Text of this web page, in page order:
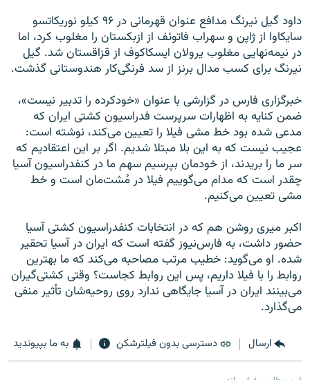
داود گیل‌ نیرنگ مدافع عنوان قهرمانی در ۹۶ کیلو نوریکاتسو
سایکاوا از ژاپن و سهراب فاتو‌ئف از ازبکستان را مغلوب کرد، اما
در نیمه‌نهایی مغلوب یرولان ایسکاکوف از قزاقستان شد. گیل
‌نیرنگ برای کسب مدال برنز از سد فرنگی‌کار هندوستانی گذشت.
خبرگزاری فارس در گزارشی با عنوان «خودکرده را تدبیر نیست»،
ضمن کنایه به اظهارات سرپرست فدراسیون کشتی ایران که
مدعی شده بود خط مشی فیلا را تعیین می‌کند، نوشته است:
عجیب نیست که به این بلا مبتلا شدیم. اگر بر این اعتقادیم که
سر ما را بریدند، از خودمان بپرسیم سهم ما در کنفدراسیون آسیا
چقدر است که مدام می‌گوییم فیلا در مُشت‌مان است و خط
مشی تعیین می‌کنیم.
اکبر میری ‌روشن هم که در انتخابات کنفدراسیون کشتی آسیا
حضور داشت، به فارس‌نیوز گفته است که ایران در آسیا تحقیر
شده. او می‌گوید: خطیب مرتب مصاحبه می‌کند که ما بهترین
روابط را با فیلا داریم، پس این روابط کجاست؟ وقتی کشتی‌گیران
می‌بینند ایران در آسیا جایگاهی ندارد روی روحیه‌شان تأثیر منفی
می‌گذارد.
ارسال دسترسی بدون فیلترشکن به ما بپیوندید